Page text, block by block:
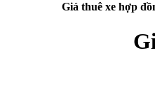
Giá thuê xe hợp